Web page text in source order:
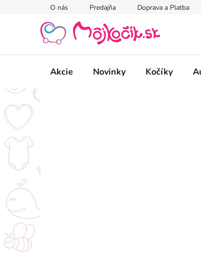
O nás Predajňa Doprava a Platba
Akcie Novinky Kočíky